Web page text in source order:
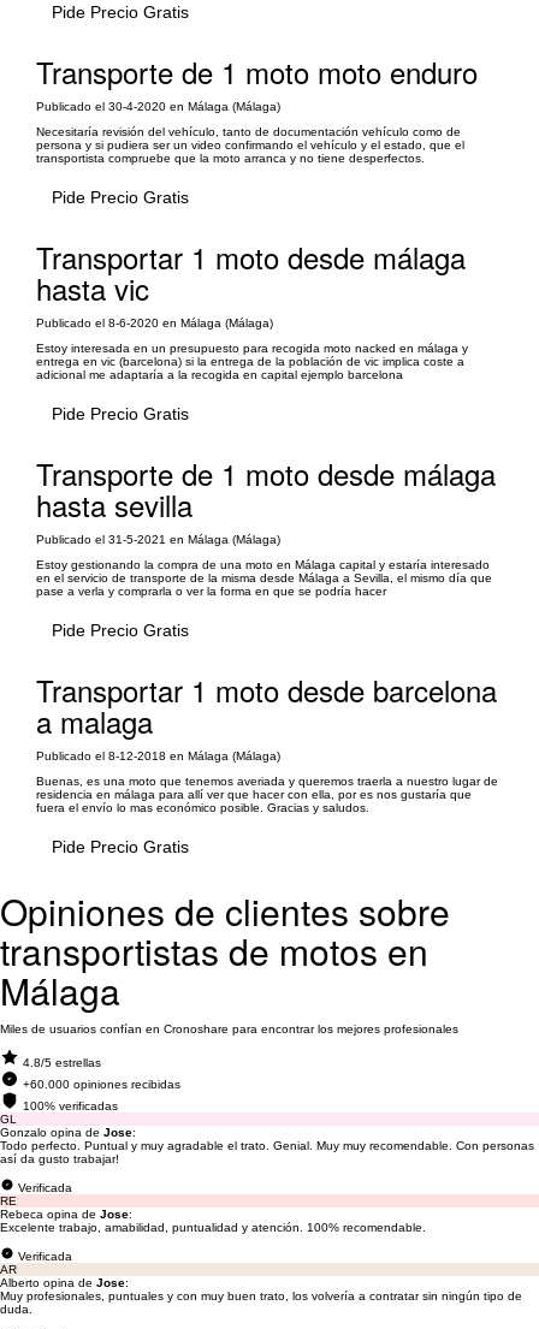
Pide Precio Gratis
Transporte de 1 moto moto enduro
Publicado el 30-4-2020 en Málaga (Málaga)
Necesitaría revisión del vehículo, tanto de documentación vehículo como de
persona y si pudiera ser un video confirmando el vehículo y el estado, que el
transportista compruebe que la moto arranca y no tiene desperfectos.
Pide Precio Gratis
Transportar 1 moto desde málaga
hasta vic
Publicado el 8-6-2020 en Málaga (Málaga)
Estoy interesada en un presupuesto para recogida moto nacked en málaga y
entrega en vic (barcelona) si la entrega de la población de vic implica coste a
adicional me adaptaría a la recogida en capital ejemplo barcelona
Pide Precio Gratis
Transporte de 1 moto desde málaga
hasta sevilla
Publicado el 31-5-2021 en Málaga (Málaga)
Estoy gestionando la compra de una moto en Málaga capital y estaría interesado
en el servicio de transporte de la misma desde Málaga a Sevilla, el mismo día que
pase a verla y comprarla o ver la forma en que se podría hacer
Pide Precio Gratis
Transportar 1 moto desde barcelona
a malaga
Publicado el 8-12-2018 en Málaga (Málaga)
Buenas, es una moto que tenemos averiada y queremos traerla a nuestro lugar de
residencia en málaga para allí ver que hacer con ella, por es nos gustaría que
fuera el envío lo mas económico posible. Gracias y saludos.
Pide Precio Gratis
Opiniones de clientes sobre
transportistas de motos en
Málaga
Miles de usuarios confían en Cronoshare para encontrar los mejores profesionales
4.8/5 estrellas
+60.000 opiniones recibidas
100% verificadas
GL
Gonzalo opina de Jose:
Todo perfecto. Puntual y muy agradable el trato. Genial. Muy muy recomendable. Con personas
así da gusto trabajar!
Verificada
RE
Rebeca opina de Jose:
Excelente trabajo, amabilidad, puntualidad y atención. 100% recomendable.
Verificada
AR
Alberto opina de Jose:
Muy profesionales, puntuales y con muy buen trato, los volvería a contratar sin ningún tipo de
duda.